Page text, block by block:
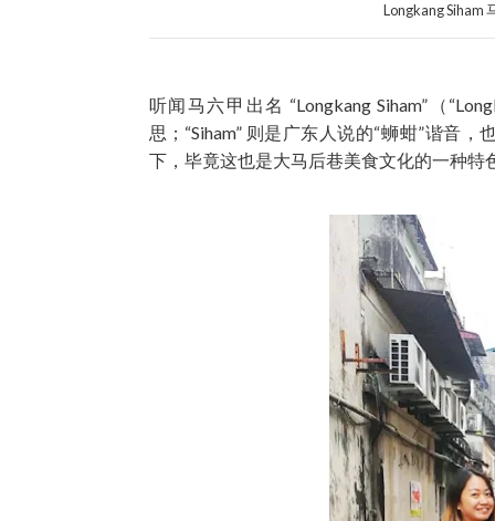
Longkang Siham
听闻马六甲出名 “Longkang Siham”（
思；“Siham” 则是广东人说的“蛳蚶”谐音
下，毕竟这也是大马后巷美食文化的一种特